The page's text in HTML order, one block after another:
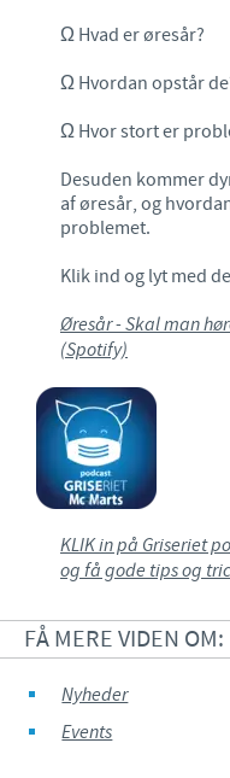
Ω Hvad er øresår?
Ω Hvordan opstår
Ω Hvor stort er
Desuden kommer
af øresår, og
problemet.
Klik ind og lyt med
Øresår - Skal man
(Spotify)
KLIK in på Griseriet
og få gode tips og
FÅ MERE VIDEN OM:
Nyheder
Events